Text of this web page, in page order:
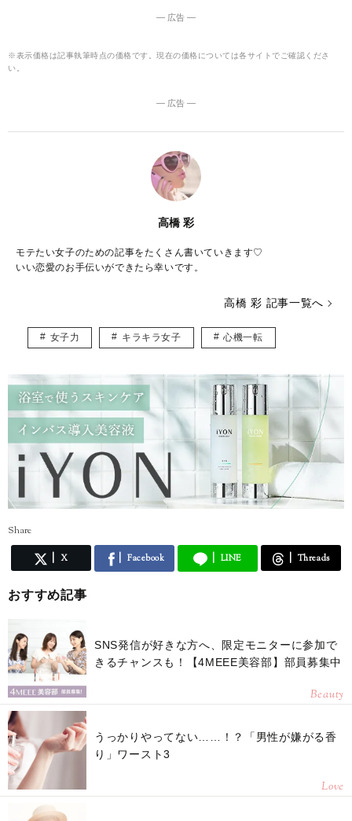
― 広告 ―
※表示価格は記事執筆時点の価格です。現在の価格については各サイトでご確認くださ
い。
― 広告 ―
高橋 彩
モテたい女子のための記事をたくさん書いていきます♡
いい恋愛のお手伝いができたら幸いです。
高橋 彩 記事一覧へ
女子力 キラキラ女子 心機一転
Share
X Facebook LINE Threads
おすすめ記事
SNS発信が好きな方へ、限定モニターに参加で
きるチャンスも！【4MEEE美容部】部員募集中
Beauty
うっかりやってない……！？「男性が嫌がる香
り」ワースト3
Love